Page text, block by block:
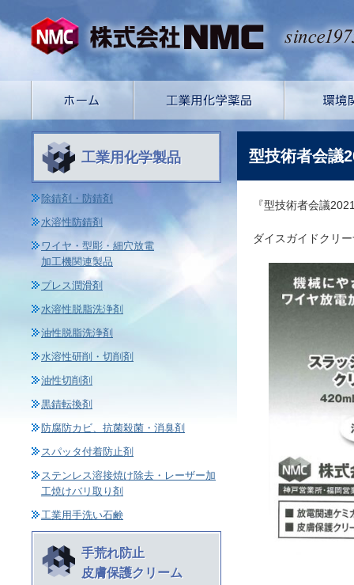
型技術者会議
『型技術者会議
ダイスガイドクリ
工業用化学製品
除錆剤・防錆剤
水溶性防錆剤
ワイヤ・型彫・細穴放電
加工機関連製品
プレス潤滑剤
水溶性脱脂洗浄剤
油性脱脂洗浄剤
水溶性研削・切削剤
油性切削剤
黒錆転換剤
防腐防カビ、抗菌殺菌・消臭剤
スパッタ付着防止剤
ステンレス溶接焼け除去・レーザー加
工焼けバリ取り剤
工業用手洗い石鹸
手荒れ防止
皮膚保護クリーム